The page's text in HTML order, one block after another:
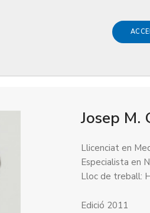
Josep M.
Llicenciat en
Especialista en
Lloc de treball:
Edició 2011